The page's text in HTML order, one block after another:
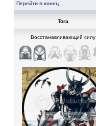
Перейти в конец
Tora
Восстанавливающий силу